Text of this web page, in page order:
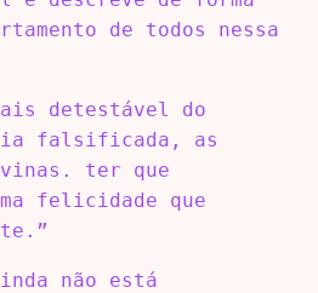
de todos nessa
detestável do
falsificada, as
ter que
felicidade que
não está